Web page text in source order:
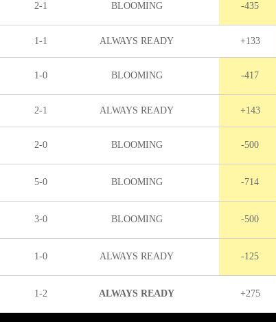
2-1 BLOOMING -435
1-1 ALWAYS READY +133
1-0 BLOOMING -417
2-1 ALWAYS READY +143
2-0 BLOOMING -500
5-0 BLOOMING -714
3-0 BLOOMING -500
1-0 ALWAYS READY -125
1-2 ALWAYS READY +275